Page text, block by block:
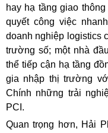
hay hạ tầng giao
quyết công việc
doanh nghiệp logistics
trường số; một nhà
thể tiếp cận hạ tầng
gia nhập thị trường
Chính những trải
PCI.
Quan trọng hơn, Hải